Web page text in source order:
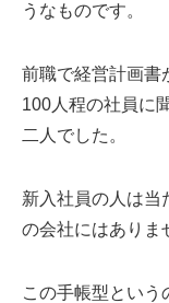
うなものです。
前職で経営計画書
100人程の社員に
二人でした。
新入社員の人は当
の会社にはありま
この手帳型という